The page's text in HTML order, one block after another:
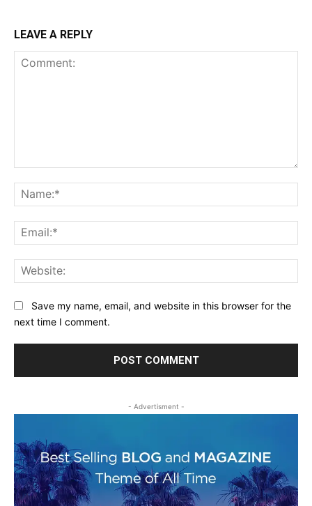
LEAVE A REPLY
Save my name, email, and website in this browser for the
next time I comment.
- Advertisment -